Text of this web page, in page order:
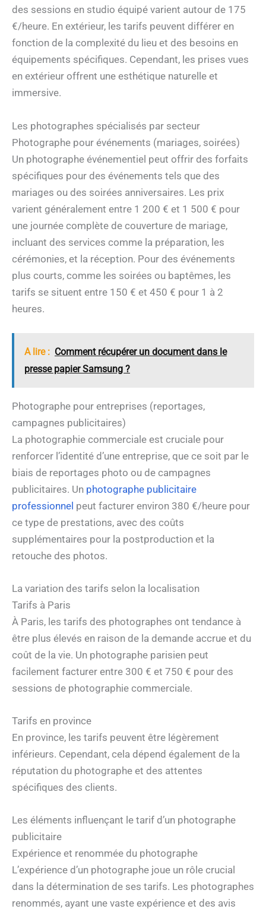
des sessions en studio équipé varient autour de 175
€/heure. En extérieur, les tarifs peuvent différer en
fonction de la complexité du lieu et des besoins en
équipements spécifiques. Cependant, les prises vues
en extérieur offrent une esthétique naturelle et
immersive.
Les photographes spécialisés par secteur
Photographe pour événements (mariages, soirées)
Un photographe événementiel peut offrir des forfaits
spécifiques pour des événements tels que des
mariages ou des soirées anniversaires. Les prix
varient généralement entre 1 200 € et 1 500 € pour
une journée complète de couverture de mariage,
incluant des services comme la préparation, les
cérémonies, et la réception. Pour des événements
plus courts, comme les soirées ou baptêmes, les
tarifs se situent entre 150 € et 450 € pour 1 à 2
heures.
A lire : Comment récupérer un document dans le
presse papier Samsung ?
Photographe pour entreprises (reportages,
campagnes publicitaires)
La photographie commerciale est cruciale pour
renforcer l’identité d’une entreprise, que ce soit par le
biais de reportages photo ou de campagnes
publicitaires. Un photographe publicitaire
professionnel peut facturer environ 380 €/heure pour
ce type de prestations, avec des coûts
supplémentaires pour la postproduction et la
retouche des photos.
La variation des tarifs selon la localisation
Tarifs à Paris
À Paris, les tarifs des photographes ont tendance à
être plus élevés en raison de la demande accrue et du
coût de la vie. Un photographe parisien peut
facilement facturer entre 300 € et 750 € pour des
sessions de photographie commerciale.
Tarifs en province
En province, les tarifs peuvent être légèrement
inférieurs. Cependant, cela dépend également de la
réputation du photographe et des attentes
spécifiques des clients.
Les éléments influençant le tarif d’un photographe
publicitaire
Expérience et renommée du photographe
L’expérience d’un photographe joue un rôle crucial
dans la détermination de ses tarifs. Les photographes
renommés, ayant une vaste expérience et des avis